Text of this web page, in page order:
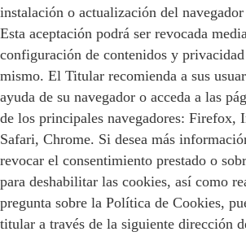
instalación o actualización del
Esta aceptación podrá ser revocada
configuración de contenidos y
mismo. El Titular recomienda a sus
ayuda de su navegador o acceda a las
de los principales navegadores: Firefox,
Safari, Chrome. Si desea más
revocar el consentimiento prestado o
para deshabilitar las cookies, así como
pregunta sobre la Política de Cookies,
titular a través de la siguiente dirección